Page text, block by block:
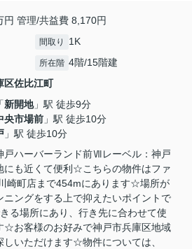
管理/共益費 8,170円
間取り 1K
所在階 4階/15階建
区佐比江町
「新開地」駅 徒歩9分
央市場前 」駅 徒歩10分
」駅 徒歩10分
戸ハーバーランド前Ⅶレーベル：神戸
にも近くて便利☆こちらの物件はファ
崎町店まで454mにあります☆場所が
ニングをする上で抑えたいポイントで
る場所にあり、行き先に合わせて使
☆お客様のお好みで神戸市兵庫区地域
しいただけます☆物件については、